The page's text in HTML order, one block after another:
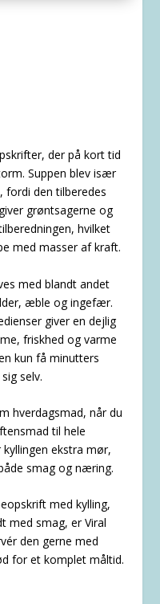
der på kort tid
Suppen blev især
fordi den tilberedes
grøntsagerne og
hvilket
med masser af kraft.
med blandt andet
æble og ingefær.
giver en dejlig
friskhed og varme
kun få minutters
selv.
hverdagsmad, når du
til hele
ekstra mør,
smag og næring.
med kylling,
med smag, er Viral
den gerne med
for et komplet måltid.